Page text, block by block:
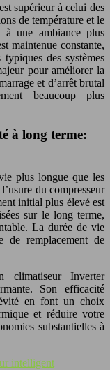
supérieur à celui des
de température et le
à une ambiance plus
maintenue constante,
typiques des systèmes
pour améliorer la
et d’arrêt brutal
beaucoup plus
à long terme:
plus longue que les
du compresseur
initial plus élevé est
sur le long terme,
La durée de vie
de remplacement de
climatiseur Inverter
Son efficacité
en font un choix
et réduire votre
substantielles à
intelligent